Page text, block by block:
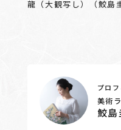
龍（大観写し）（鮫島
プロ
美術
鮫